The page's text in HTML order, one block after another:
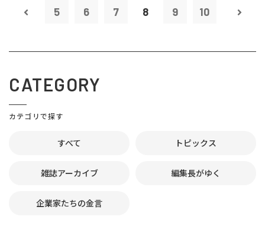
5 6 7 8 9 10
CATEGORY
カテゴリで探す
すべて トピックス
雑誌アーカイブ 編集長がゆく
企業家たちの金言